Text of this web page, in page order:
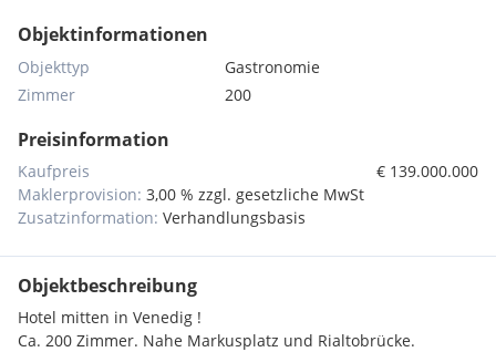
Objektinformationen
Objekttyp
Gastronomie
Zimmer
200
Preisinformation
Kaufpreis
€ 139.000.000
Maklerprovision: 3,00 % zzgl. gesetzliche MwSt
Zusatzinformation: Verhandlungsbasis
Objektbeschreibung
Hotel mitten in Venedig !
Ca. 200 Zimmer. Nahe Markusplatz und Rialtobrücke.